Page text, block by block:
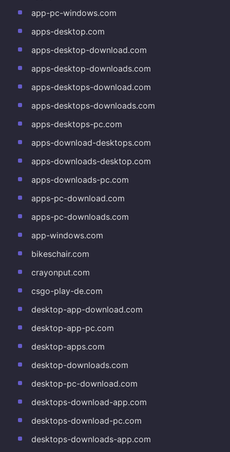
app-pc-windows.com
apps-desktop.com
apps-desktop-download.com
apps-desktop-downloads.com
apps-desktops-download.com
apps-desktops-downloads.com
apps-desktops-pc.com
apps-download-desktops.com
apps-downloads-desktop.com
apps-downloads-pc.com
apps-pc-download.com
apps-pc-downloads.com
app-windows.com
bikeschair.com
crayonput.com
csgo-play-de.com
desktop-app-download.com
desktop-app-pc.com
desktop-apps.com
desktop-downloads.com
desktop-pc-download.com
desktops-download-app.com
desktops-download-pc.com
desktops-downloads-app.com